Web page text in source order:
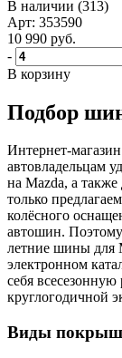
В наличии (313)
Арт: 353590
10 990 руб.
-
В корзину
Подбор
Интернет-
автовладельцам
на Mazda, а
только
колёсного
автошин.
летние шины для
электронном
себя всесезонную
круглогодичной
Виды